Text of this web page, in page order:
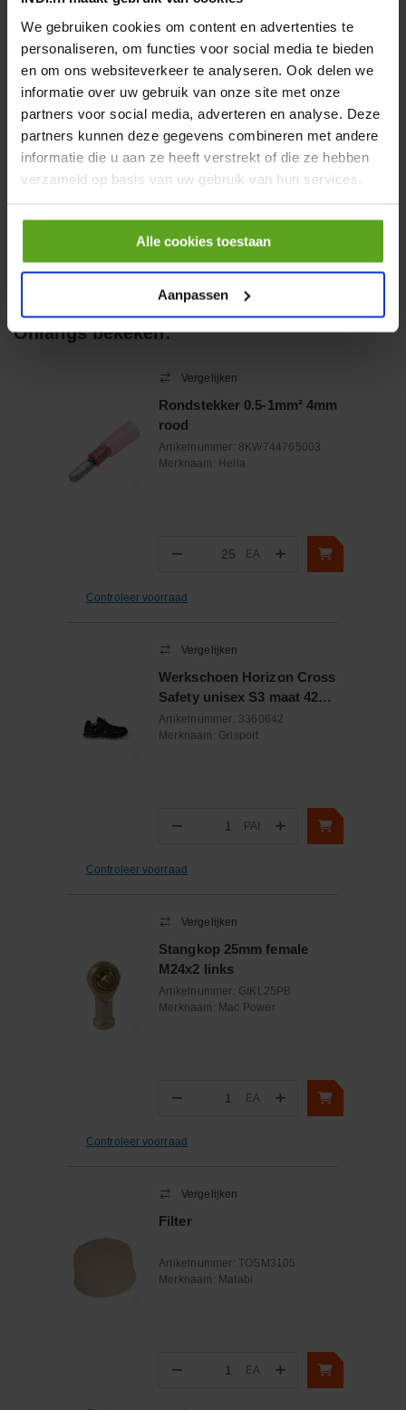
We gebruiken cookies om content en advertenties te
personaliseren, om functies voor social media te bieden
en om ons websiteverkeer te analyseren. Ook delen we
informatie over uw gebruik van onze site met onze
partners voor social media, adverteren en analyse. Deze
partners kunnen deze gegevens combineren met andere
informatie die u aan ze heeft verstrekt of die ze hebben
verzameld op basis van uw gebruik van hun services.
Alle cookies toestaan
Aanpassen
incl. BTW
− +
0,25KW
Artikelnummer:
Merknaam:Emmegi
€ 32,50
incl. BTW
−
Onlangs bekeken:
Vergelijken
Rondstekker 0.5-1mm² 4mm
rood
Artikelnummer: 8KW744765003
Merknaam: Hella
− Aantal
EA +
Controleer voorraad
Vergelijken
Werkschoen Horizon Cross
Safety unisex S3 maat 42
zwart / zilver
Artikelnummer: 3360642
Merknaam: Grisport
− Aantal
PAI +
Controleer voorraad
Vergelijken
Stangkop 25mm female
M24x2 links
Artikelnummer: GIKL25PB
Merknaam: Mac Power
− Aantal
EA +
Controleer voorraad
Vergelijken
Filter
Artikelnummer: TOSM3105
Merknaam: Matabi
− Aantal
EA +